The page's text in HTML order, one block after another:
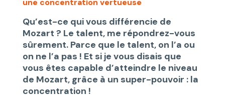
une concentration vertueuse
Qu’est-ce qui vous différencie de
Mozart ? Le talent, me répondrez-vous
sûrement. Parce que le talent, on l’a ou
on ne l’a pas ! Et si je vous disais que
vous êtes capable d’atteindre le niveau
de Mozart, grâce à un super-pouvoir : la
concentration !